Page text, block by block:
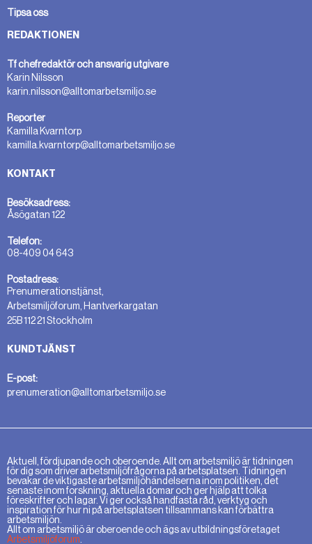
Tipsa oss
REDAKTIONEN
Tf chefredaktör och ansvarig utgivare
Karin Nilsson
karin.nilsson@alltomarbetsmiljo.se
Reporter
Kamilla Kvarntorp
kamilla.kvarntorp@alltomarbetsmiljo.se
KONTAKT
Besöksadress:
Åsögatan 122
Telefon:
08-409 04 643
Postadress:
Prenumerationstjänst,
Arbetsmiljöforum, Hantverkargatan
25B 112 21 Stockholm
KUNDTJÄNST
E-post:
prenumeration@alltomarbetsmiljo.se
Aktuell, fördjupande och oberoende. Allt om arbetsmiljö är tidningen
för dig som driver arbetsmiljöfrågorna på arbetsplatsen. Tidningen
bevakar de viktigaste arbetsmiljöhändelserna inom politiken, det
senaste inom forskning, aktuella domar och ger hjälp att tolka
föreskrifter och lagar. Vi ger också handfasta råd, verktyg och
inspiration för hur ni på arbetsplatsen tillsammans kan förbättra
arbetsmiljön.
Allt om arbetsmiljö är oberoende och ägs av utbildningsföretaget
Arbetsmiljöforum